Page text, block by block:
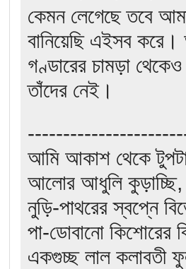
কেমন লেগেছে তবে
বানিয়েছি এইসব করে।
গণ্ডারের চামড়া
তাঁদের নেই।
আমি আকাশ থেকে
আলোর আধুলি কুড়াচ্ছি,
নুড়ি-পাথরের স্বপ্নে
পা-ডোবানো কিশোরের
একগুচ্ছ লাল কলাবতী